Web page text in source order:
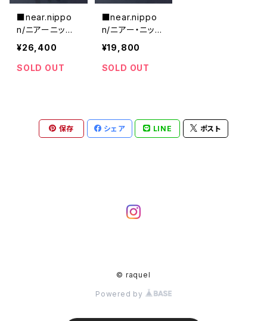
■near.nippo
n/ニアーニッポ
ン■コットンテン
セルボイル オー
バーブラウス
¥26,400
SOLD OUT
■near.nippo
n/ニアー・ニッポ
ン■オーガニッ
クコットン・ロン
T■一枚でサマ
¥19,800
SOLD OUT
保存 シェア LINE ポスト
© raquel
Powered by